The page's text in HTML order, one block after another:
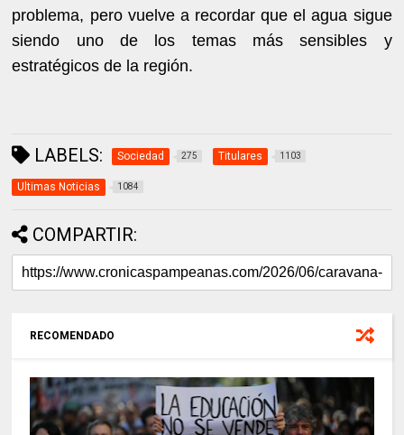
problema, pero vuelve a recordar que el agua sigue
siendo uno de los temas más sensibles y
estratégicos de la región.
LABELS: Sociedad 275 Titulares 1103
Ultimas Noticias 1084
COMPARTIR:
RECOMENDADO